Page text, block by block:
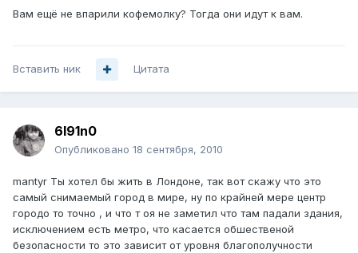
Вам ещё не впарили кофемолку? Тогда они идут к вам.
Вставить ник Цитата
6l91n0
Опубликовано 18 сентября, 2010
mantyr Ты хотел бы жить в Лондоне, так вот скажу что это
самый снимаемый город в мире, ну по крайней мере центр
городо то точно , и что т оя не заметил что там падали здания,
исключением есть метро, что касается обшественой
безопасности то это зависит от уровня благополучности